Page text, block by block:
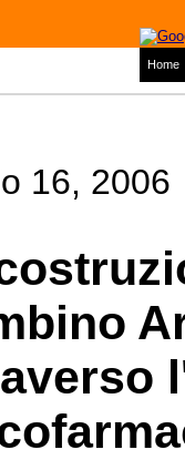
Home
16, 2006